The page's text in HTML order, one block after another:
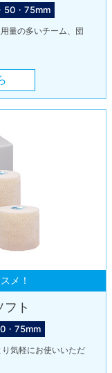
50・75mm
量の多いチーム、団
メ！
ト
・75mm
気軽にお使いいただ